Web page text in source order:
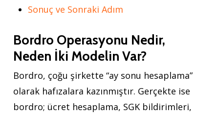
Sonuç ve Sonraki Adım
Bordro Operasyonu Nedir,
Neden İki Modelin Var?
Bordro, çoğu şirkette “ay sonu hesaplama”
olarak hafızalara kazınmıştır. Gerçekte ise
bordro; ücret hesaplama, SGK bildirimleri,